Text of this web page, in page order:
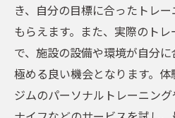
き、自分の目標に合ったトレ
もらえます。また、実際のト
で、施設の設備や環境が自分
極める良い機会となります。
ジムのパーソナルトレーニン